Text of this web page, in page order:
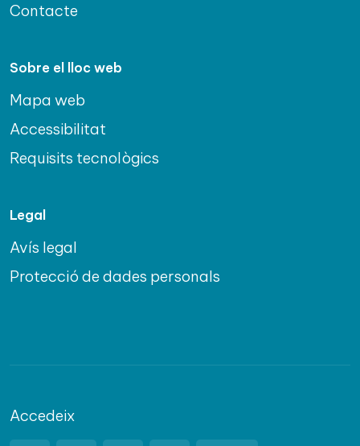
Contacte
Sobre el lloc web
Mapa web
Accessibilitat
Requisits tecnològics
Legal
Avís legal
Protecció de dades personals
Accedeix